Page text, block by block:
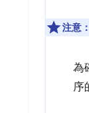
注意：
為
序